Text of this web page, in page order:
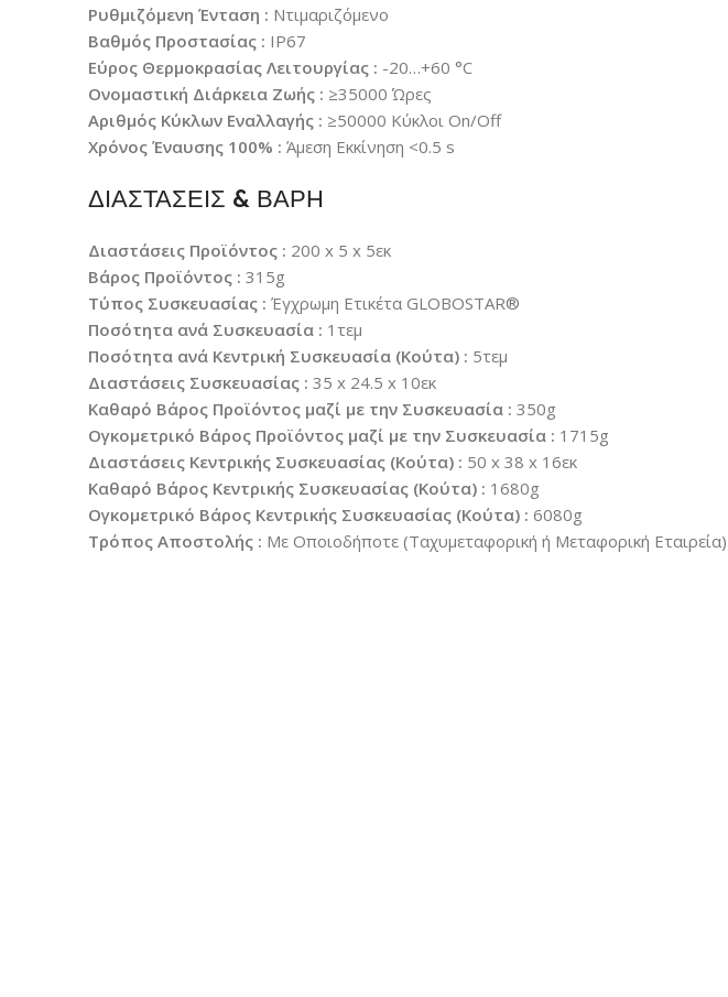
Ρυθμιζόμενη Ένταση : Ντιμαριζόμενο
Βαθμός Προστασίας : IP67
Εύρος Θερμοκρασίας Λειτουργίας : -20…+60 °C
Ονομαστική Διάρκεια Ζωής : ≥35000 Ώρες
Αριθμός Κύκλων Εναλλαγής : ≥50000 Κύκλοι On/Off
Χρόνος Έναυσης 100% : Άμεση Εκκίνηση <0.5 s
ΔΙΑΣΤΑΣΕΙΣ & ΒΑΡΗ
Διαστάσεις Προϊόντος : 200 x 5 x 5εκ
Βάρος Προϊόντος : 315g
Τύπος Συσκευασίας : Έγχρωμη Ετικέτα GLOBOSTAR®
Ποσότητα ανά Συσκευασία : 1τεμ
Ποσότητα ανά Κεντρική Συσκευασία (Κούτα) : 5τεμ
Διαστάσεις Συσκευασίας : 35 x 24.5 x 10εκ
Καθαρό Βάρος Προϊόντος μαζί με την Συσκευασία : 350g
Ογκομετρικό Βάρος Προϊόντος μαζί με την Συσκευασία : 1715g
Διαστάσεις Κεντρικής Συσκευασίας (Κούτα) : 50 x 38 x 16εκ
Καθαρό Βάρος Κεντρικής Συσκευασίας (Κούτα) : 1680g
Ογκομετρικό Βάρος Κεντρικής Συσκευασίας (Κούτα) : 6080g
Τρόπος Αποστολής : Με Οποιοδήποτε (Ταχυμεταφορική ή Μεταφορική Εταιρεία)